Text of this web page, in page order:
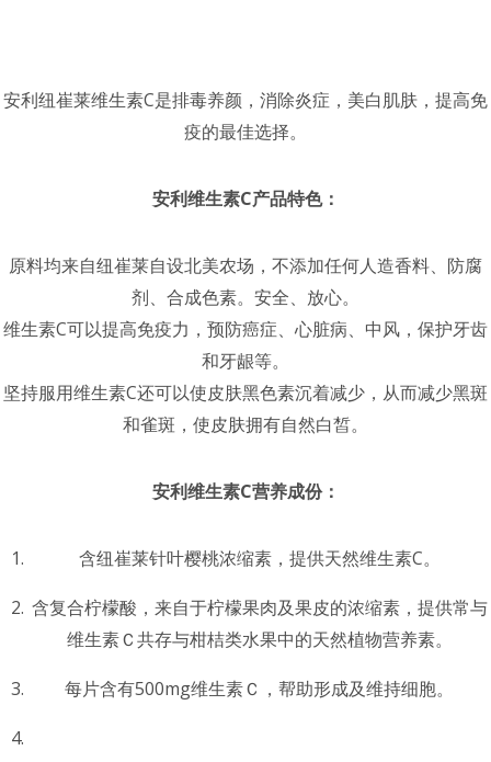
安利纽崔莱维生素C是排毒养颜，消除炎症，美白肌肤，提高免
疫的最佳选择。
安利维生素C产品特色：
原料均来自纽崔莱自设北美农场，不添加任何人造香料、防腐
剂、合成色素。安全、放心。
维生素C可以提高免疫力，预防癌症、心脏病、中风，保护牙齿
和牙龈等。
坚持服用维生素C还可以使皮肤黑色素沉着减少，从而减少黑斑
和雀斑，使皮肤拥有自然白皙。
安利维生素C营养成份：
含纽崔莱针叶樱桃浓缩素，提供天然维生素C。
含复合柠檬酸，来自于柠檬果肉及果皮的浓缩素，提供常与
维生素Ｃ共存与柑桔类水果中的天然植物营养素。
每片含有500mg维生素Ｃ，帮助形成及维持细胞。